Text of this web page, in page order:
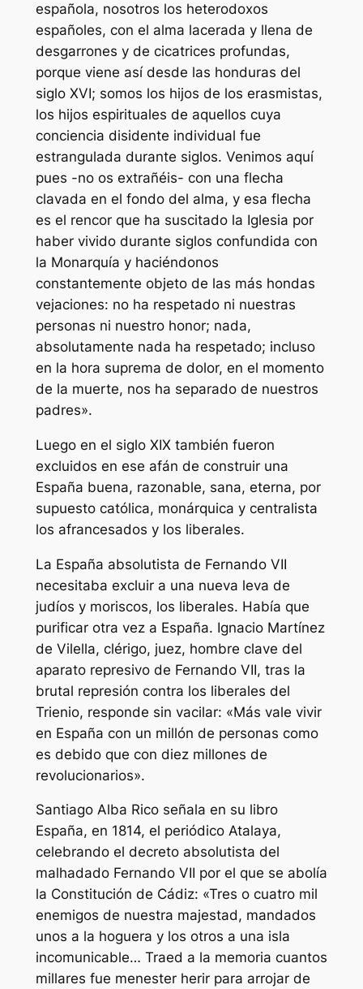
española, nosotros los heterodoxos
españoles, con el alma lacerada y llena de
desgarrones y de cicatrices profundas,
porque viene así desde las honduras del
siglo XVI; somos los hijos de los erasmistas,
los hijos espirituales de aquellos cuya
conciencia disidente individual fue
estrangulada durante siglos. Venimos aquí
pues -no os extrañéis- con una flecha
clavada en el fondo del alma, y esa flecha
es el rencor que ha suscitado la Iglesia por
haber vivido durante siglos confundida con
la Monarquía y haciéndonos
constantemente objeto de las más hondas
vejaciones: no ha respetado ni nuestras
personas ni nuestro honor; nada,
absolutamente nada ha respetado; incluso
en la hora suprema de dolor, en el momento
de la muerte, nos ha separado de nuestros
padres».
Luego en el siglo XIX también fueron
excluidos en ese afán de construir una
España buena, razonable, sana, eterna, por
supuesto católica, monárquica y centralista
los afrancesados y los liberales.
La España absolutista de Fernando VII
necesitaba excluir a una nueva leva de
judíos y moriscos, los liberales. Había que
purificar otra vez a España. Ignacio Martínez
de Vilella, clérigo, juez, hombre clave del
aparato represivo de Fernando VII, tras la
brutal represión contra los liberales del
Trienio, responde sin vacilar: «Más vale vivir
en España con un millón de personas como
es debido que con diez millones de
revolucionarios».
Santiago Alba Rico señala en su libro
España, en 1814, el periódico Atalaya,
celebrando el decreto absolutista del
malhadado Fernando VII por el que se abolía
la Constitución de Cádiz: «Tres o cuatro mil
enemigos de nuestra majestad, mandados
unos a la hoguera y los otros a una isla
incomunicable… Traed a la memoria cuantos
millares fue menester herir para arrojar de